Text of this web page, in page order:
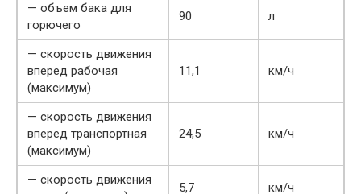
— объем бака для
горючего
90 л
— скорость движения
вперед рабочая
(максимум)
11,1 км/ч
— скорость движения
вперед транспортная
(максимум)
24,5 км/ч
— скорость движения
5,7 км/ч